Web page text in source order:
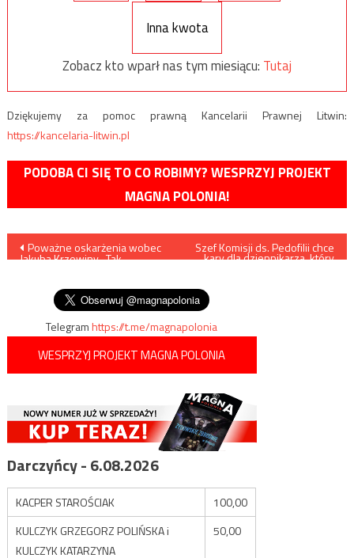
Inna kwota
Zobacz kto wparł nas tym miesiącu: Tutaj
Dziękujemy za pomoc prawną Kancelarii Prawnej Litwin:
https://kancelaria-litwin.pl
PODOBA CI SIĘ TO CO ROBIMY? WESPRZYJ PROJEKT
MAGNA POLONIA!
Nawigacja
Poważne oskarżenia wobec
Jakuba Krzewiny. „Tak
Szef Komisji ds. Pedofilii chce
kary dla dziennikarza, który
Telegramhttps://t.me/magnapolonia
WESPRZYJ PROJEKT MAGNA POLONIA
Darczyńcy - 6.08.2026
KACPER STAROŚCIAK
100,00
KULCZYK GRZEGORZ POLIŃSKA i
KULCZYK KATARZYNA
50,00